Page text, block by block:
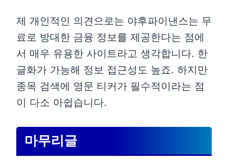
제 개인적인 의견으로는 야후파이낸스는 무
료로 방대한 금융 정보를 제공한다는 점에
서 매우 유용한 사이트라고 생각합니다. 한
글화가 가능해 정보 접근성도 높죠. 하지만
종목 검색에 영문 티커가 필수적이라는 점
이 다소 아쉽습니다.
마무리글